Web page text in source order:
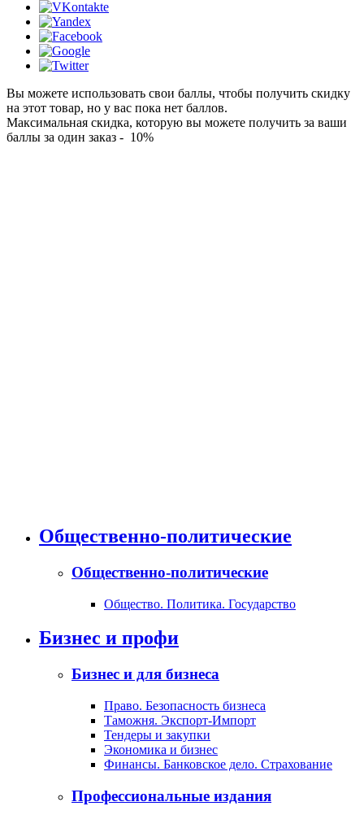
Вы можете использовать свои баллы, чтобы получить скидку
на этот товар, но у вас пока нет баллов.
Максимальная скидка, которую вы можете получить за ваши
баллы за один заказ - 10%
Общественно-политические
Общественно-политические
Общество. Политика. Государство
Бизнес и профи
Бизнес и для бизнеса
Право. Безопасность бизнеса
Таможня. Экспорт-Импорт
Тендеры и закупки
Экономика и бизнес
Финансы. Банковское дело. Страхование
Профессиональные издания